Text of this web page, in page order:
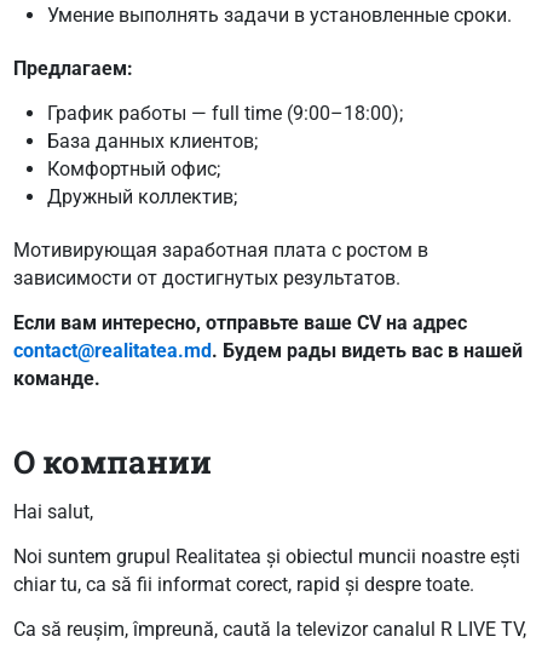
Умение выполнять задачи в установленные сроки.
Предлагаем:
График работы — full time (9:00–18:00);
База данных клиентов;
Комфортный офис;
Дружный коллектив;
Мотивирующая заработная плата с ростом в
зависимости от достигнутых результатов.
Если вам интересно, отправьте ваше CV на адрес
contact@realitatea.md. Будем рады видеть вас в нашей
команде.
О компании
Hai salut,
Noi suntem grupul Realitatea și obiectul muncii noastre ești
chiar tu, ca să fii informat corect, rapid și despre toate.
Ca să reușim, împreună, caută la televizor canalul R LIVE TV,